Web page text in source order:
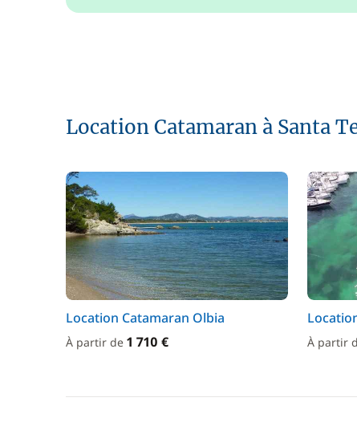
Location Catamaran à Santa
Location Catamaran Olbia
À partir de 1 710 € À partir